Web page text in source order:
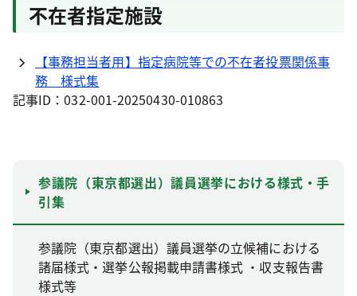
不在者指定施設
【事務担当者用】指定病院等での不在者投票関係事
務 様式集
記事ID：032-001-20250430-010863
参議院（東京都選出）議員選挙における様式・手
引集
参議院（東京都選出）議員選挙の立候補における
諸届様式・選挙公報掲載申請書様式 ・収支報告書
様式等